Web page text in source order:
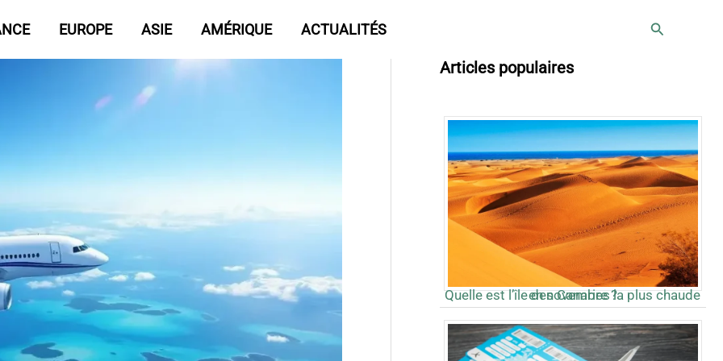
EUROPE ASIE AMÉRIQUE ACTUALITÉS Rechercher
Articles populaires
Quelle est l’île des Canaries la plus chaude en novembre ?